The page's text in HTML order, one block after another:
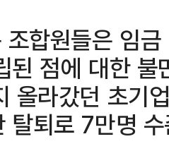
합원들은 임
된 점에 대한
라갔던 초기
탈퇴로 7만명